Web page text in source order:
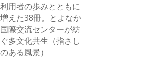
利用者の歩みとともに
増えた38冊。とよなか
国際交流センターが紡
ぐ多文化共生（指さし
のある風景）